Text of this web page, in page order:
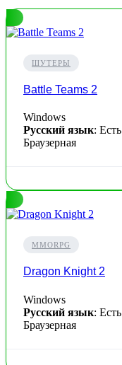
ШУТЕРЫ
Battle Teams 2
Windows
Русский язык: Есть
Браузерная
MMORPG
Dragon Knight 2
Windows
Русский язык: Есть
Браузерная